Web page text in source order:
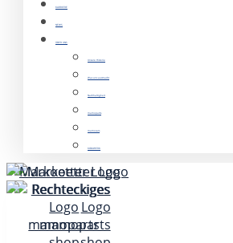
KARRIERE
NEWS
ÜBER UNS
Unsere Historie
Was uns ausmacht
Nachhaltigkeit
mamoparts
mamocars
KOMWERK